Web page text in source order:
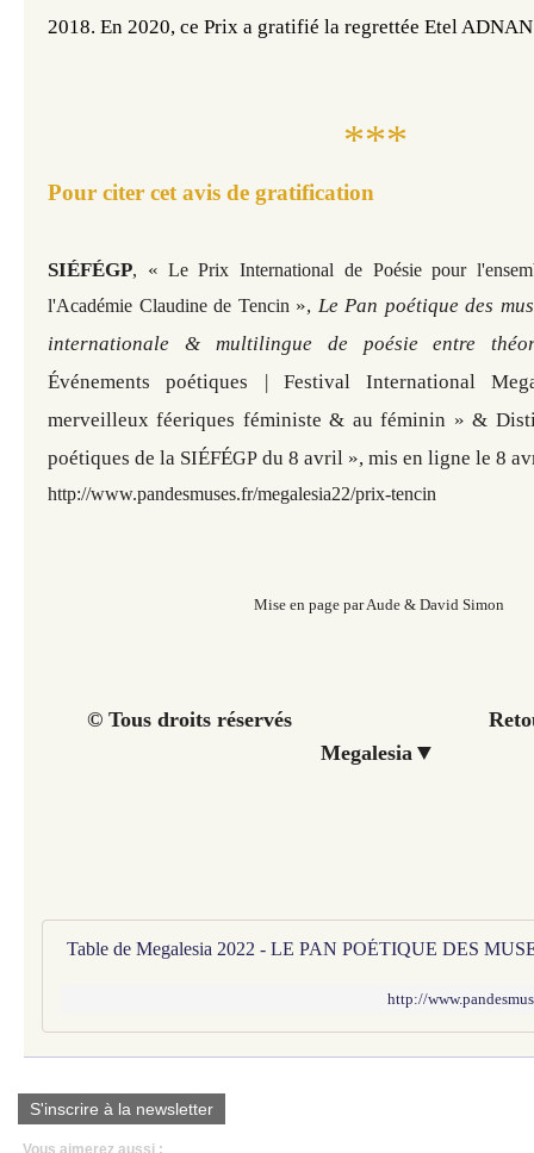
2018. En 2020, ce Prix a gratifié la regrettée Etel
***
Pour citer cet avis de gratification
SIÉFÉGP, « Le Prix International de Poésie pour
l'Académie Claudine de Tencin », Le Pan poétique des
internationale & multilingue de poésie entre
Événements poétiques | Festival International
merveilleux féeriques féministe & au féminin » &
poétiques de la SIÉFÉGP du 8 avril », mis en ligne le 8
http://www.pandesmuses.fr/megalesia22/prix-tencin
Mise en page par Aude & David Simon
© Tous droits réservés Retour à
Megalesia ▼
Table de Megalesia 2022 - LE PAN POÉTIQUE DES
http://
S'inscrire à la newsletter
Vous aimerez aussi :